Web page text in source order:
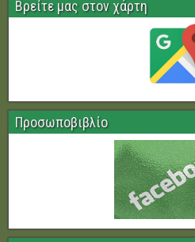
Βρείτε μας στον χάρτη
Προσωποβιβλίο